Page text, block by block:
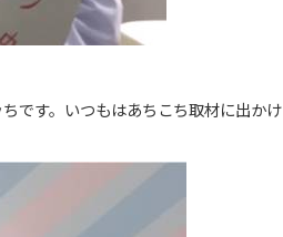
です。いつもはあちこち取材に出かけ